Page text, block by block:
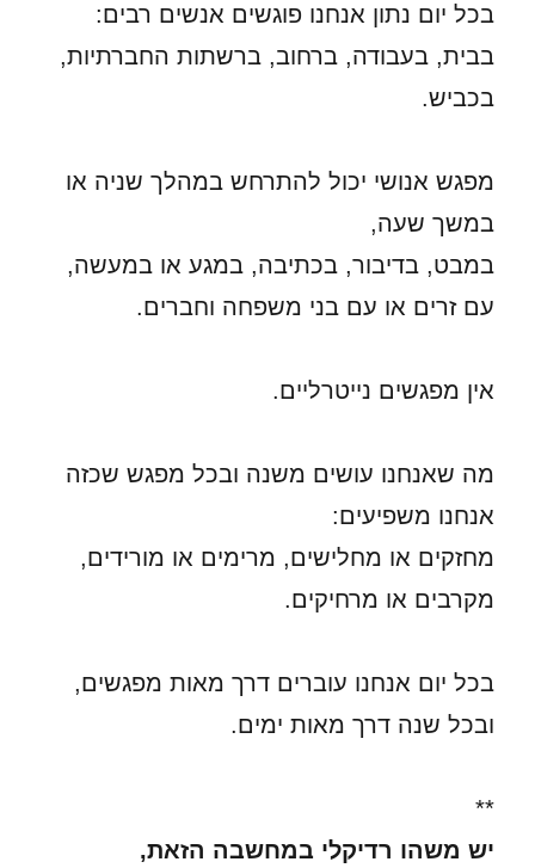
בכל יום נתון אנחנו פוגשים אנשים רבים:
בבית, בעבודה, ברחוב, ברשתות החברתיות,
בכביש.
מפגש אנושי יכול להתרחש במהלך שניה או
במשך שעה,
במבט, בדיבור, בכתיבה, במגע או במעשה,
עם זרים או עם בני משפחה וחברים.
אין מפגשים נייטרליים.
מה שאנחנו עושים משנה ובכל מפגש שכזה
אנחנו משפיעים:
מחזקים או מחלישים, מרימים או מורידים,
מקרבים או מרחיקים.
בכל יום אנחנו עוברים דרך מאות מפגשים,
ובכל שנה דרך מאות ימים.
**
יש משהו רדיקלי במחשבה הזאת,